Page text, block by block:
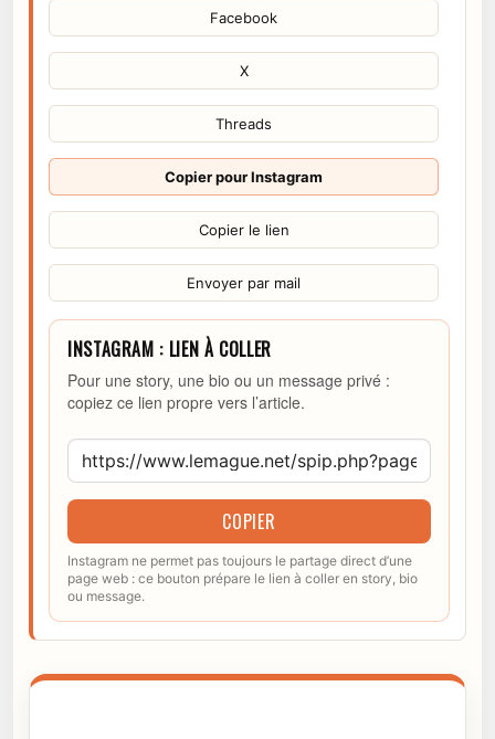
Facebook
X
Threads
Copier pour Instagram
Copier le lien
Envoyer par mail
INSTAGRAM : LIEN À COLLER
Pour une story, une bio ou un message privé :
copiez ce lien propre vers l’article.
COPIER
Instagram ne permet pas toujours le partage direct d’une
page web : ce bouton prépare le lien à coller en story, bio
ou message.